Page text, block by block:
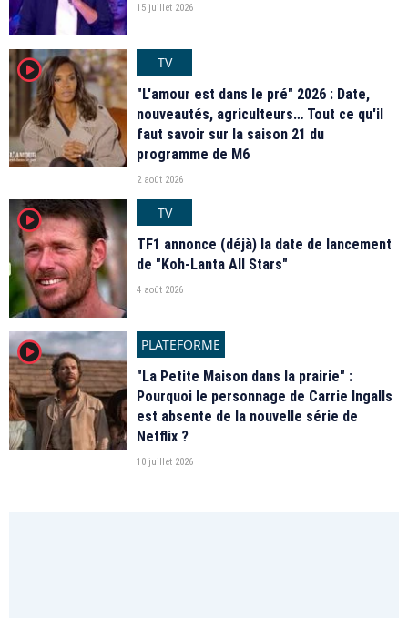
15 juillet 2026
player2
TV
"L'amour est dans le pré" 2026 : Date,
nouveautés, agriculteurs… Tout ce qu'il
faut savoir sur la saison 21 du
programme de M6
2 août 2026
player2
TV
TF1 annonce (déjà) la date de lancement
de "Koh-Lanta All Stars"
4 août 2026
player2
PLATEFORME
"La Petite Maison dans la prairie" :
Pourquoi le personnage de Carrie Ingalls
est absente de la nouvelle série de
Netflix ?
10 juillet 2026